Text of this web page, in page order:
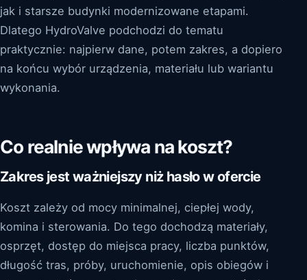
jak i starsze budynki modernizowane etapami.
Dlatego HydroValve podchodzi do tematu
praktycznie: najpierw dane, potem zakres, a dopiero
na końcu wybór urządzenia, materiału lub wariantu
wykonania.
Co realnie wpływa na koszt?
Zakres jest ważniejszy niż hasło w ofercie
Koszt zależy od mocy minimalnej, ciepłej wody,
komina i sterowania. Do tego dochodzą materiały,
osprzęt, dostęp do miejsca pracy, liczba punktów,
długość tras, próby, uruchomienie, opis obiegów i